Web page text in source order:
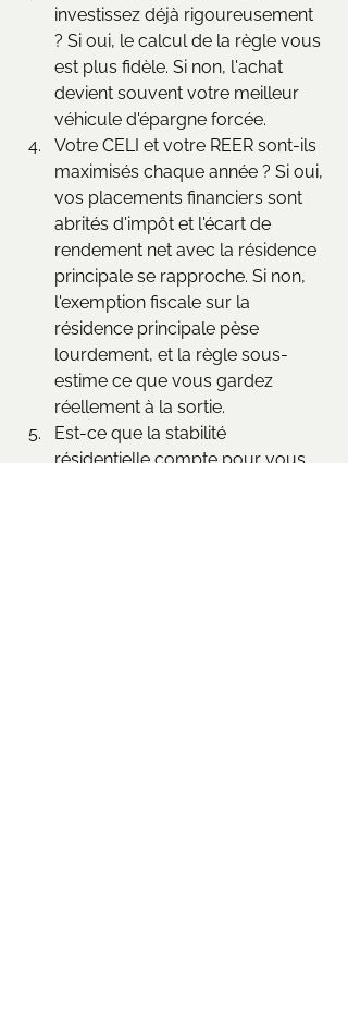
investissez déjà rigoureusement
? Si oui, le calcul de la règle vous
est plus fidèle. Si non, l'achat
devient souvent votre meilleur
véhicule d'épargne forcée.
Votre CELI et votre REER sont-ils
maximisés chaque année ? Si oui,
vos placements financiers sont
abrités d'impôt et l'écart de
rendement net avec la résidence
principale se rapproche. Si non,
l'exemption fiscale sur la
résidence principale pèse
lourdement, et la règle sous-
estime ce que vous gardez
réellement à la sortie.
Est-ce que la stabilité
résidentielle compte pour vous